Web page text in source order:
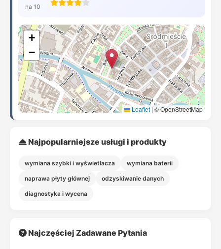
na 10
+
−
Leaflet |© OpenStreetMap
Najpopularniejsze usługi i produkty
wymiana szybki i wyświetlacza wymiana baterii
naprawa płyty głównej odzyskiwanie danych
diagnostyka i wycena
Najczęściej Zadawane Pytania